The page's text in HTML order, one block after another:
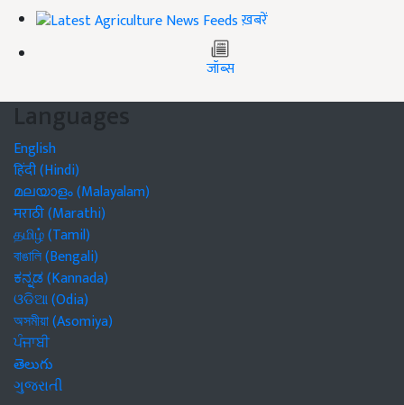
ख़बरें
जॉब्स
Languages
English
हिंदी (Hindi)
മലയാളം (Malayalam)
मराठी (Marathi)
தமிழ் (Tamil)
বাঙালি (Bengali)
ಕನ್ನಡ (Kannada)
ଓଡିଆ (Odia)
অসমীয়া (Asomiya)
ਪੰਜਾਬੀ
తెలుగు
ગુજરાતી